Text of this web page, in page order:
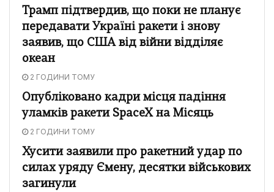
Трамп підтвердив, що поки не планує
передавати Україні ракети і знову
заявив, що США від війни відділяє
океан
2 ГОДИНИ ТОМУ
Опубліковано кадри місця падіння
уламків ракети SpaceX на Місяць
2 ГОДИНИ ТОМУ
Хусити заявили про ракетний удар по
силах уряду Ємену, десятки військових
загинули